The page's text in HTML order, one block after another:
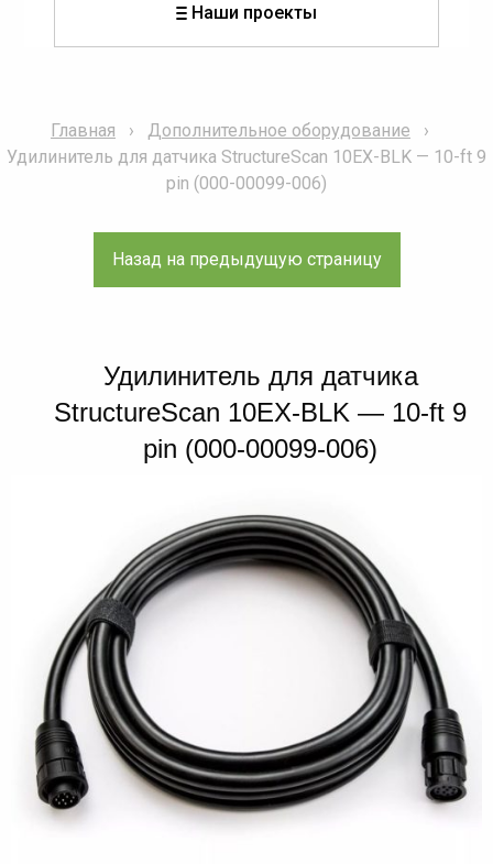
Наши проекты
Главная
Дополнительное оборудование
Удилинитель для датчика StructureScan 10EX-BLK — 10-ft 9
pin (000-00099-006)
Удилинитель для датчика
StructureScan 10EX-BLK — 10-ft 9
pin (000-00099-006)